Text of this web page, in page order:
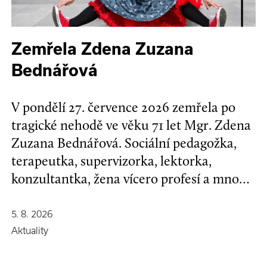
Zemřela Zdena Zuzana
Bednářová
V pondělí 27. července 2026 zemřela po
tragické nehodě ve věku 71 let Mgr. Zdena
Zuzana Bednářová. Sociální pedagožka,
terapeutka, supervizorka, lektorka,
konzultantka, žena vícero profesí a mnoha
nespoutanou povahou.
5. 8. 2026
Aktuality